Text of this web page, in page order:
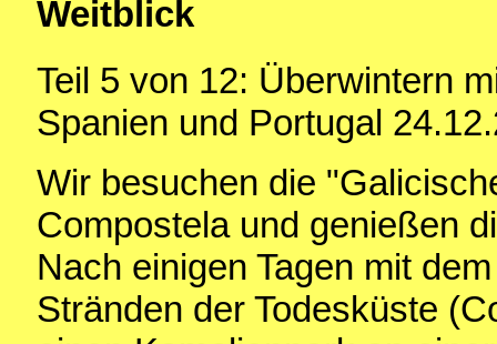
Weitblick
Teil 5 von 12: Überwintern
Spanien und Portugal
Wir besuchen die
Compostela und genießen
Nach einigen Tagen mit
Stränden der Todesküste